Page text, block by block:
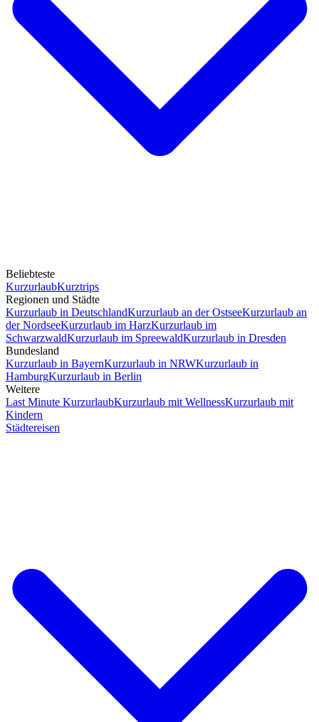
Beliebteste
KurzurlaubKurztrips
Regionen und Städte
Kurzurlaub in DeutschlandKurzurlaub an der OstseeKurzurlaub an
der NordseeKurzurlaub im HarzKurzurlaub im
SchwarzwaldKurzurlaub im SpreewaldKurzurlaub in Dresden
Bundesland
Kurzurlaub in BayernKurzurlaub in NRWKurzurlaub in
HamburgKurzurlaub in Berlin
Weitere
Last Minute KurzurlaubKurzurlaub mit WellnessKurzurlaub mit
Kindern
Städtereisen